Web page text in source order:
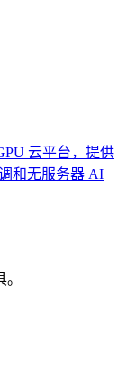
云平台，提供
和无服务器 AI